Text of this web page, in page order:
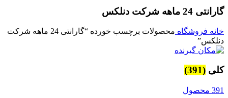
گارانتی 24 ماهه شرکت دنلکس
خانه فروشگاه
محصولات برچسب خورده “گارانتی 24 ماهه شرکت
دنلکس”
کلی (391)
391 محصول